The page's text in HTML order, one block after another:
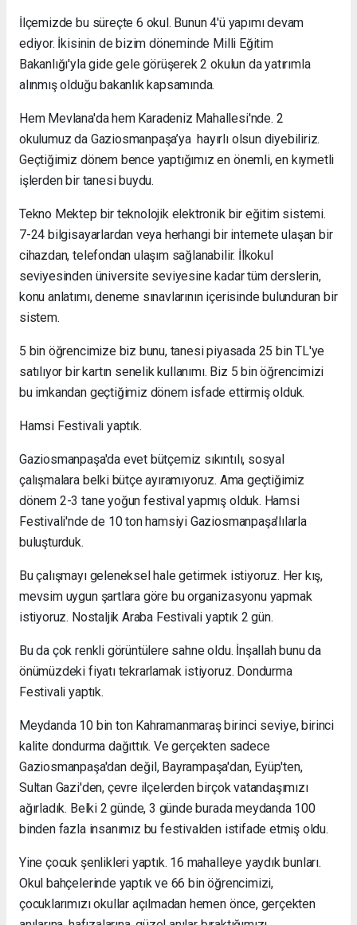
İlçemizde bu süreçte 6 okul. Bunun 4'ü yapımı devam
ediyor. İkisinin de bizim döneminde Milli Eğitim
Bakanlığı'yla gide gele görüşerek 2 okulun da yatırımla
alınmış olduğu bakanlık kapsamında.
Hem Mevlana'da hem Karadeniz Mahallesi'nde. 2
okulumuz da Gaziosmanpaşa’ya hayırlı olsun diyebiliriz.
Geçtiğimiz dönem bence yaptığımız en önemli, en kıymetli
işlerden bir tanesi buydu.
Tekno Mektep bir teknolojik elektronik bir eğitim sistemi.
7-24 bilgisayarlardan veya herhangi bir internete ulaşan bir
cihazdan, telefondan ulaşım sağlanabilir. İlkokul
seviyesinden üniversite seviyesine kadar tüm derslerin,
konu anlatımı, deneme sınavlarının içerisinde bulunduran bir
sistem.
5 bin öğrencimize biz bunu, tanesi piyasada 25 bin TL'ye
satılıyor bir kartın senelik kullanımı. Biz 5 bin öğrencimizi
bu imkandan geçtiğimiz dönem isfade ettirmiş olduk.
Hamsi Festivali yaptık.
Gaziosmanpaşa'da evet bütçemiz sıkıntılı, sosyal
çalışmalara belki bütçe ayıramıyoruz. Ama geçtiğimiz
dönem 2-3 tane yoğun festival yapmış olduk. Hamsi
Festivali'nde de 10 ton hamsiyi Gaziosmanpaşa'lılarla
buluşturduk.
Bu çalışmayı geleneksel hale getirmek istiyoruz. Her kış,
mevsim uygun şartlara göre bu organizasyonu yapmak
istiyoruz. Nostaljik Araba Festivali yaptık 2 gün.
Bu da çok renkli görüntülere sahne oldu. İnşallah bunu da
önümüzdeki fiyatı tekrarlamak istiyoruz. Dondurma
Festivali yaptık.
Meydanda 10 bin ton Kahramanmaraş birinci seviye, birinci
kalite dondurma dağıttık. Ve gerçekten sadece
Gaziosmanpaşa'dan değil, Bayrampaşa'dan, Eyüp'ten,
Sultan Gazi'den, çevre ilçelerden birçok vatandaşımızı
ağırladık. Belki 2 günde, 3 günde burada meydanda 100
binden fazla insanımız bu festivalden istifade etmiş oldu.
Yine çocuk şenlikleri yaptık. 16 mahalleye yaydık bunları.
Okul bahçelerinde yaptık ve 66 bin öğrencimizi,
çocuklarımızı okullar açılmadan hemen önce, gerçekten